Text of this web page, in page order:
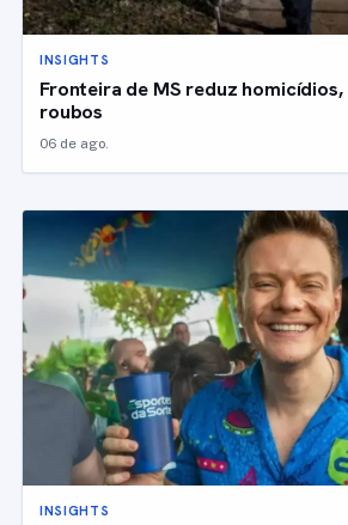
INSIGHTS
Fronteira de MS reduz
roubos
06 de ago.
INSIGHTS